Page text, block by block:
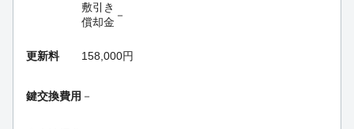
敷引き
償却金
－
更新料 158,000円
鍵交換費用 －